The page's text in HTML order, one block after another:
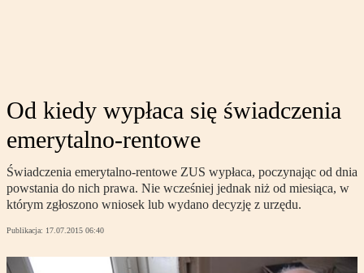
Od kiedy wypłaca się świadczenia
emerytalno-rentowe
Świadczenia emerytalno-rentowe ZUS wypłaca, poczynając od dnia
powstania do nich prawa. Nie wcześniej jednak niż od miesiąca, w
którym zgłoszono wniosek lub wydano decyzję z urzędu.
Publikacja: 17.07.2015 06:40